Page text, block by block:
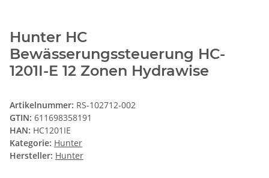
Hunter HC
Bewässerungssteuerung HC-
1201I-E 12 Zonen Hydrawise
Artikelnummer: RS-102712-002
GTIN: 611698358191
HAN: HC1201IE
Kategorie: Hunter
Hersteller: Hunter